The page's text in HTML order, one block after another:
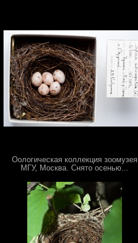
Оологическая коллекция зоомузея
МГУ, Москва. Снято осенью...